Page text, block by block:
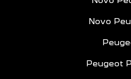
Novo
Peugeot